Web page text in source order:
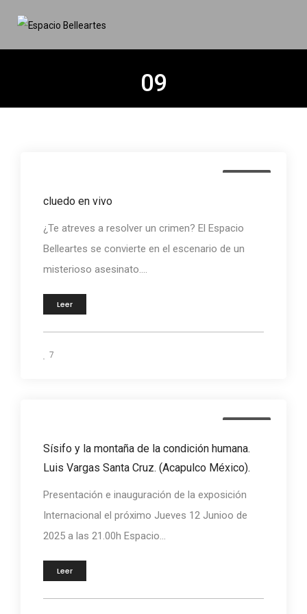
09
cluedo en vivo
¿Te atreves a resolver un crimen? El Espacio
Belleartes se convierte en el escenario de un
misterioso asesinato....
Leer
7
Sísifo y la montaña de la condición humana.
Luis Vargas Santa Cruz. (Acapulco México).
Presentación e inauguración de la exposición
Internacional el próximo Jueves 12 Junioo de
2025 a las 21.00h Espacio...
Leer